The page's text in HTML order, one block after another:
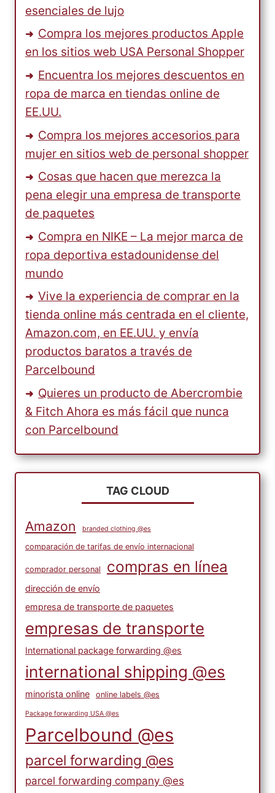
esenciales de lujo
Compra los mejores productos Apple
en los sitios web USA Personal Shopper
Encuentra los mejores descuentos en
ropa de marca en tiendas online de
EE.UU.
Compra los mejores accesorios para
mujer en sitios web de personal shopper
Cosas que hacen que merezca la
pena elegir una empresa de transporte
de paquetes
Compra en NIKE – La mejor marca de
ropa deportiva estadounidense del
mundo
Vive la experiencia de comprar en la
tienda online más centrada en el cliente,
Amazon.com, en EE.UU. y envía
productos baratos a través de
Parcelbound
Quieres un producto de Abercrombie
& Fitch Ahora es más fácil que nunca
con Parcelbound
TAG CLOUD
Amazon branded clothing @es
comparación de tarifas de envío internacional
comprador personal compras en línea
dirección de envío
empresa de transporte de paquetes
empresas de transporte
International package forwarding @es
international shipping @es
minorista online online labels @es
Package forwarding USA @es
Parcelbound @es
parcel forwarding @es
parcel forwarding company @es